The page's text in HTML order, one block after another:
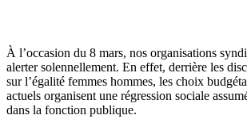
À l’occasion du 8 mars, nos organisations
alerter solennellement. En effet, derrière les
sur l’égalité femmes hommes, les choix
actuels organisent une régression sociale
dans la fonction publique.